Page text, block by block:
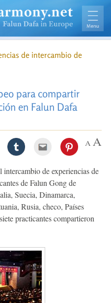
de intercambio de
para compartir
en Falun Dafa
de experiencias de
de Falun Gong de
Suecia, Dinamarca,
Rusia, checo, Países
practicantes compartieron